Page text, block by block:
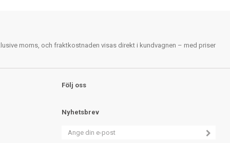
moms, och fraktkostnaden visas direkt i kundvagnen – med priser
Följ oss
Nyhetsbrev